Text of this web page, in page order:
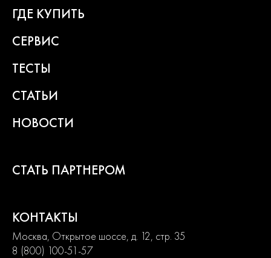
ГДЕ КУПИТЬ
СЕРВИС
ТЕСТЫ
СТАТЬИ
НОВОСТИ
СТАТЬ ПАРТНЕРОМ
КОНТАКТЫ
Москва, Открытое шоссе, д. 12, стр. 35
8 (800) 100-51-57